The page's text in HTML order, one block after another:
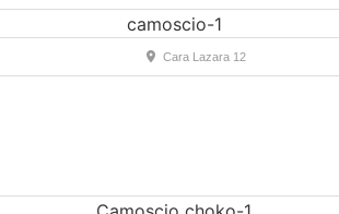
Cara Lazara 12